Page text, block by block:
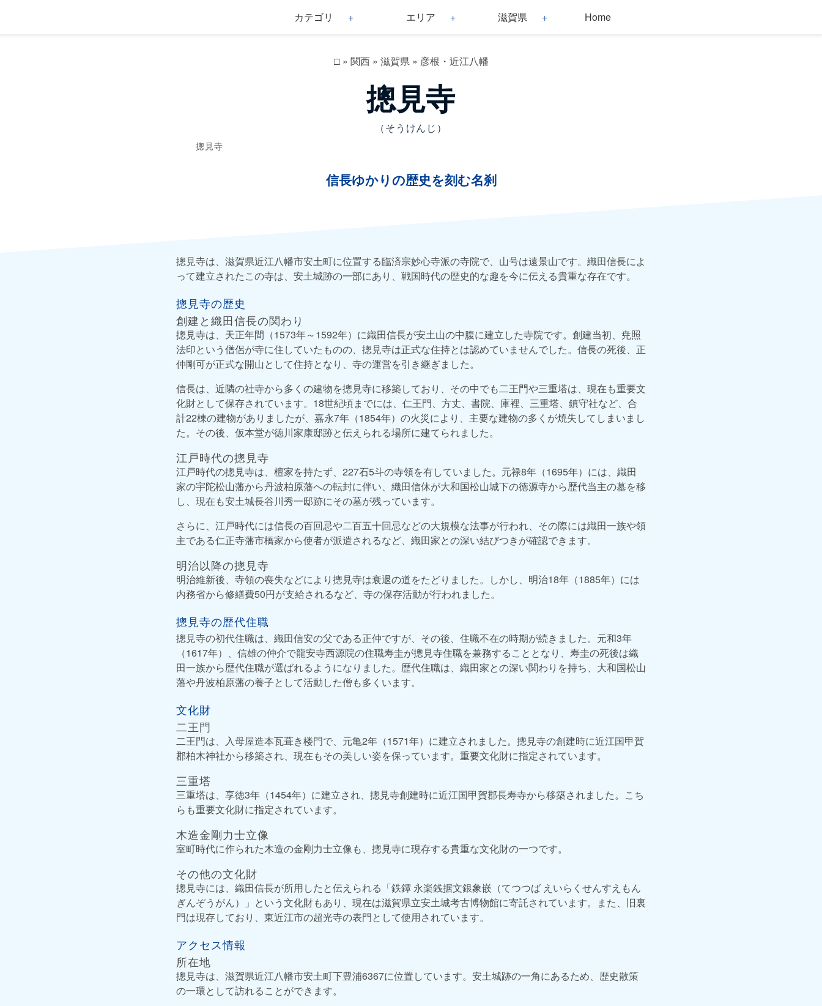
カテゴリ エリア 滋賀県 Home
□» 関西» 滋賀県» 彦根・近江八幡
摠見寺
（そうけんじ）
摠見寺
信長ゆかりの歴史を刻む名刹
摠見寺は、滋賀県近江八幡市安土町に位置する臨済宗妙心寺派の寺院で、山号は遠景山です。織田信長によ
って建立されたこの寺は、安土城跡の一部にあり、戦国時代の歴史的な趣を今に伝える貴重な存在です。
摠見寺の歴史
創建と織田信長の関わり
摠見寺は、天正年間（1573年～1592年）に織田信長が安土山の中腹に建立した寺院です。創建当初、尭照
法印という僧侶が寺に住していたものの、摠見寺は正式な住持とは認めていませんでした。信長の死後、正
仲剛可が正式な開山として住持となり、寺の運営を引き継ぎました。
信長は、近隣の社寺から多くの建物を摠見寺に移築しており、その中でも二王門や三重塔は、現在も重要文
化財として保存されています。18世紀頃までには、仁王門、方丈、書院、庫裡、三重塔、鎮守社など、合
計22棟の建物がありましたが、嘉永7年（1854年）の火災により、主要な建物の多くが焼失してしまいまし
た。その後、仮本堂が徳川家康邸跡と伝えられる場所に建てられました。
江戸時代の摠見寺
江戸時代の摠見寺は、檀家を持たず、227石5斗の寺領を有していました。元禄8年（1695年）には、織田
家の宇陀松山藩から丹波柏原藩への転封に伴い、織田信休が大和国松山城下の徳源寺から歴代当主の墓を移
し、現在も安土城長谷川秀一邸跡にその墓が残っています。
さらに、江戸時代には信長の百回忌や二百五十回忌などの大規模な法事が行われ、その際には織田一族や領
主である仁正寺藩市橋家から使者が派遣されるなど、織田家との深い結びつきが確認できます。
明治以降の摠見寺
明治維新後、寺領の喪失などにより摠見寺は衰退の道をたどりました。しかし、明治18年（1885年）には
内務省から修繕費50円が支給されるなど、寺の保存活動が行われました。
摠見寺の歴代住職
摠見寺の初代住職は、織田信安の父である正仲ですが、その後、住職不在の時期が続きました。元和3年
（1617年）、信雄の仲介で龍安寺西源院の住職寿圭が摠見寺住職を兼務することとなり、寿圭の死後は織
田一族から歴代住職が選ばれるようになりました。歴代住職は、織田家との深い関わりを持ち、大和国松山
藩や丹波柏原藩の養子として活動した僧も多くいます。
文化財
二王門
二王門は、入母屋造本瓦葺き楼門で、元亀2年（1571年）に建立されました。摠見寺の創建時に近江国甲賀
郡柏木神社から移築され、現在もその美しい姿を保っています。重要文化財に指定されています。
三重塔
三重塔は、享徳3年（1454年）に建立され、摠見寺創建時に近江国甲賀郡長寿寺から移築されました。こち
らも重要文化財に指定されています。
木造金剛力士立像
室町時代に作られた木造の金剛力士立像も、摠見寺に現存する貴重な文化財の一つです。
その他の文化財
摠見寺には、織田信長が所用したと伝えられる「鉄鐔 永楽銭据文銀象嵌（てつつば えいらくせんすえもん
ぎんぞうがん）」という文化財もあり、現在は滋賀県立安土城考古博物館に寄託されています。また、旧裏
門は現存しており、東近江市の超光寺の表門として使用されています。
アクセス情報
所在地
摠見寺は、滋賀県近江八幡市安土町下豊浦6367に位置しています。安土城跡の一角にあるため、歴史散策
の一環として訪れることができます。